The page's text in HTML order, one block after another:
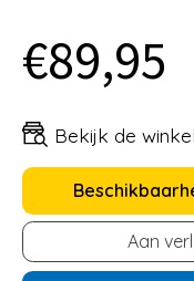
€89,95
Bekijk de
Aan